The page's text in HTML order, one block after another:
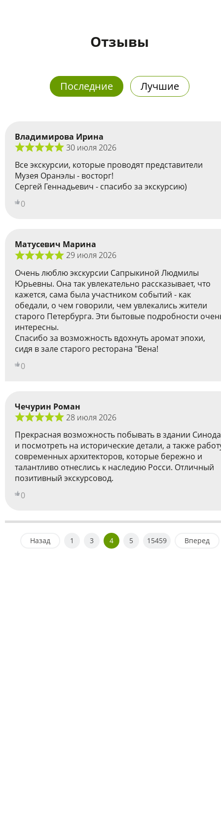
Отзывы
Последние Лучшие
Владимирова Ирина
30 июля 2026
Все экскурсии, которые проводят представители
Музея Оранэлы - восторг!
Сергей Геннадьевич - спасибо за экскурсию)
0
Матусевич Марина
29 июля 2026
Очень люблю экскурсии Сапрыкиной Людмилы
Юрьевны. Она так увлекательно рассказывает, что
кажется, сама была участником событий - как
обедали, о чем говорили, чем увлекались жители
старого Петербурга. Эти бытовые подробности
интересны.
Спасибо за возможность вдохнуть аромат эпохи,
сидя в зале старого ресторана "Вена!
0
Чечурин Роман
28 июля 2026
Прекрасная возможность побывать в здании Синода
и посмотреть на исторические детали, а также
современных архитекторов, которые бережно и
талантливо отнеслись к наследию Росси. Отличный
позитивный экскурсовод.
0
Назад 1 3 4 5 15459 Вперед